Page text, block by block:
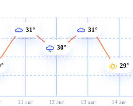
11 авг 12 авг 13 авг 14 авг
31°
30°
31°
29°